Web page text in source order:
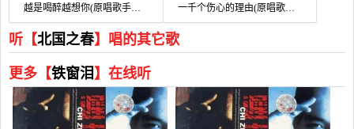
越是喝醉越想你(原唱歌手赵真)，北国之春在线演唱2679分
一千个伤心的理由(原唱歌手张学友)，乐乐。在线演唱3749分
听【北国之春】唱的其它歌
更多【铁窗泪 】在线听